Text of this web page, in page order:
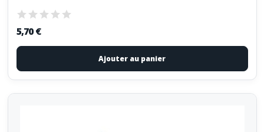
5,70 €
Ajouter au panier